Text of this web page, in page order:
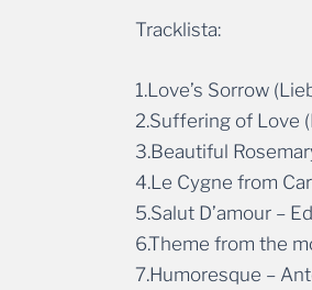
Tracklista:
1.Love’s Sorrow
2.Suffering of Love
3.Beautiful
4.Le Cygne from
5.Salut D’amour –
6.Theme from the
7.Humoresque –